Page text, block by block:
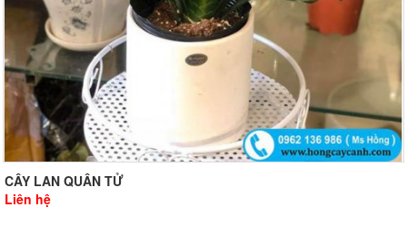
CÂY LAN QUÂN TỬ
Liên hệ